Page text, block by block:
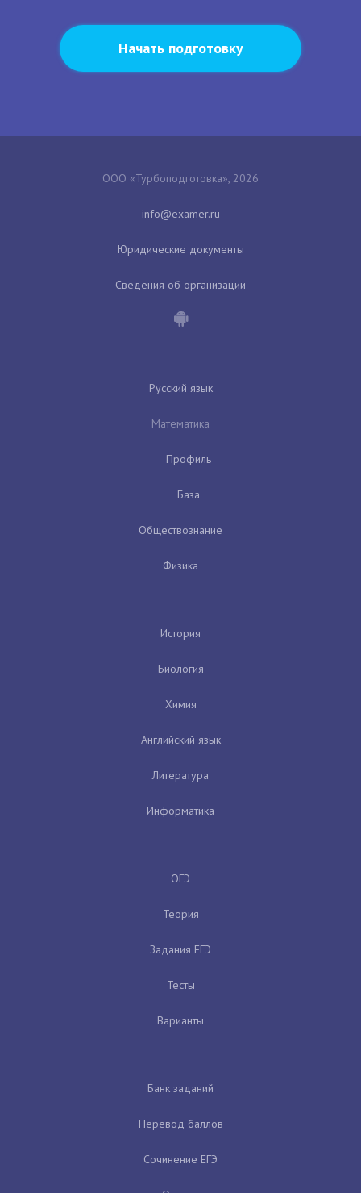
Начать подготовку
ООО «Турбоподготовка», 2026
Юридические документы
Сведения об организации
Русский язык
Математика
Профиль
База
Обществознание
Физика
История
Биология
Химия
Английский язык
Литература
Информатика
ОГЭ
Теория
Задания ЕГЭ
Тесты
Варианты
Банк заданий
Перевод баллов
Сочинение ЕГЭ